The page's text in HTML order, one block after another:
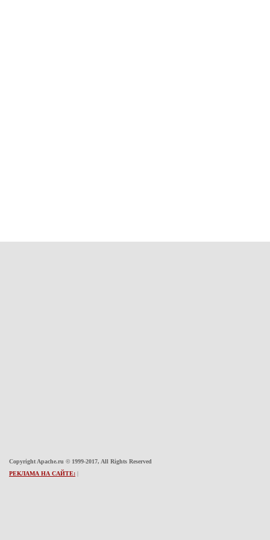
Copyright Apache.ru © 1999-2017, All Rights Reserved
РЕКЛАМА НА САЙТЕ: |